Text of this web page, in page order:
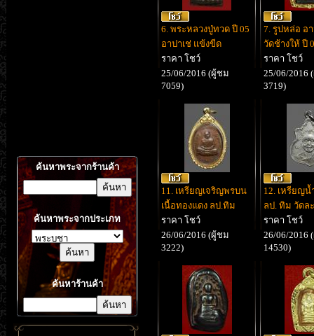
ค้นหาพระจากร้านค้า
ค้นหาพระจากประเภท
ค้นหาร้านค้า
6. พระหลวงปู่ทวด ปี 05
อาปาเช่ แข้งขีด
ราคา โชว์
25/06/2016 (ผู้ชม
7059)
7. รูปหล่อ อ
วัดช้างให้ ปี
ราคา โชว์
25/06/2016
3719)
11. เหรียญเจริญพรบน
เนื้อทองแดง ลป.ทิม
ราคา โชว์
26/06/2016 (ผู้ชม
3222)
12. เหรียญน้
ลป. ทิม วัดล
ราคา โชว์
26/06/2016
14530)